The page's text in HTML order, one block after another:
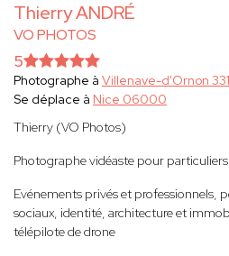
Thierry ANDRÉ
VO PHOTOS
5
Photographe à Villenave-d'Ornon
Se déplace à Nice 06000
Thierry (VO Photos)
Photographe vidéaste pour
Evénements privés et professionnels,
sociaux, identité, architecture et
télépilote de drone